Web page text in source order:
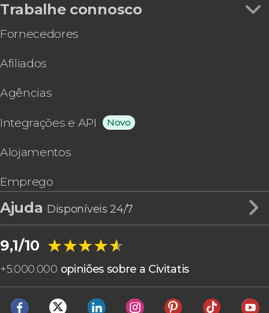
Trabalhe connosco
Fornecedores
Afiliados
Agências
Integrações e API Novo
Alojamentos
Emprego
Ajuda Disponíveis 24/7
9,1/10 ★★★★★
★★★★★
+5.000.000 opiniões sobre a Civitatis